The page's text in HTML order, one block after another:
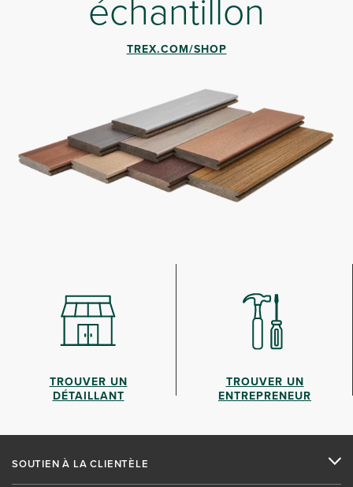
échantillon
TREX.COM/SHOP
TROUVER UN
DÉTAILLANT
TROUVER UN
ENTREPRENEUR
SOUTIEN À LA CLIENTÈLE